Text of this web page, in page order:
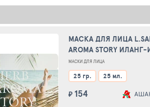
МАСКА ДЛЯ ЛИЦА
AROMA STORY
МЛ
МАСКИ ДЛЯ ЛИЦА
25 гр. 25 мл.
₽ 154